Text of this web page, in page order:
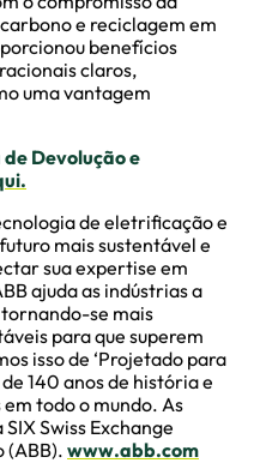
e reciclagem em
benefícios
claros,
uma vantagem
Devolução e
de eletrificação e
mais sustentável e
sua expertise em
ajuda as indústrias a
se mais
para que superem
isso de ‘Projetado para
140 anos de história e
todo o mundo. As
Swiss Exchange
(ABB). www.abb.com